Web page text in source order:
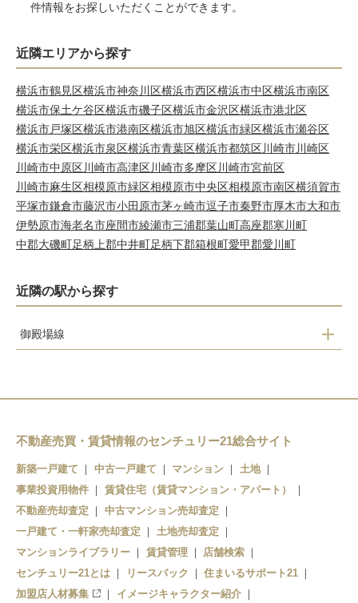
件情報をお探しいただくことができます。
近隣エリアから探す
横浜市鶴見区横浜市神奈川区横浜市西区横浜市中区横浜市南区
横浜市保土ケ谷区横浜市磯子区横浜市金沢区横浜市港北区
横浜市戸塚区横浜市港南区横浜市旭区横浜市緑区横浜市瀬谷区
横浜市栄区横浜市泉区横浜市青葉区横浜市都筑区川崎市川崎区
川崎市中原区川崎市高津区川崎市多摩区川崎市宮前区
川崎市麻生区相模原市緑区相模原市中央区相模原市南区横須賀市
平塚市鎌倉市藤沢市小田原市茅ヶ崎市逗子市秦野市厚木市大和市
伊勢原市海老名市座間市綾瀬市三浦郡葉山町高座郡寒川町
中郡大磯町足柄上郡中井町足柄下郡箱根町愛甲郡愛川町
近隣の駅から探す
御殿場線
相模金子駅
不動産売買・賃貸情報のセンチュリー21総合サイト
新築一戸建て 中古一戸建て マンション
土地
事業投資用物件
賃貸住宅（賃貸マンション・アパート）
不動産売却査定
中古マンション売却査定
一戸建て・一軒家売却査定
土地売却査定
マンションライブラリー
賃貸管理
店舗検索
センチュリー21とは
リースバック
住まいるサポート21
加盟店人材募集
イメージキャラクター紹介